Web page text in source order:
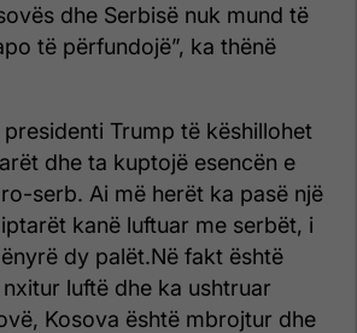
dhe Serbisë nuk mund të
të përfundojë”, ka thënë
Trump të këshillohet
dhe ta kuptojë esencën e
serb. Ai më herët ka pasë një
kanë luftuar me serbët, i
dy palët.Në fakt është
luftë dhe ka ushtruar
Kosova është mbrojtur dhe